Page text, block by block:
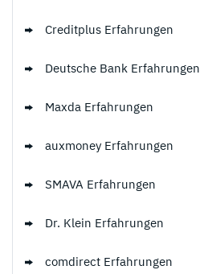
Creditplus Erfahrungen
Deutsche Bank Erfahrungen
Maxda Erfahrungen
auxmoney Erfahrungen
SMAVA Erfahrungen
Dr. Klein Erfahrungen
comdirect Erfahrungen